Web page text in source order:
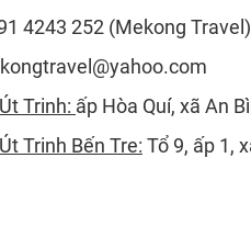
4243 252 (Mekong Travel)
Trinh: ấp Hòa Quí, xã An
Trinh Bến Tre: Tổ 9, ấp 1,